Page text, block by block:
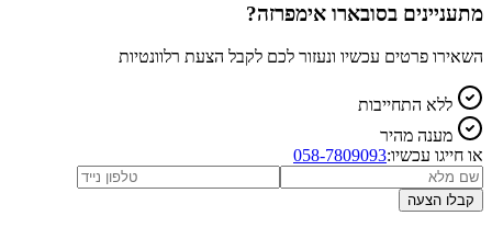
מתעניינים בסובארו אימפרזה?
השאירו פרטים עכשיו ונעזור לכם לקבל הצעת רלוונטיות
ללא התחייבות
מענה מהיר
או חייגו עכשיו:058-7809093
קבלו הצעה